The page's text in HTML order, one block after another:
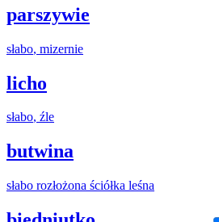
parszywie
słabo, mizernie
licho
słabo, źle
butwina
słabo rozłożona ściółka leśna